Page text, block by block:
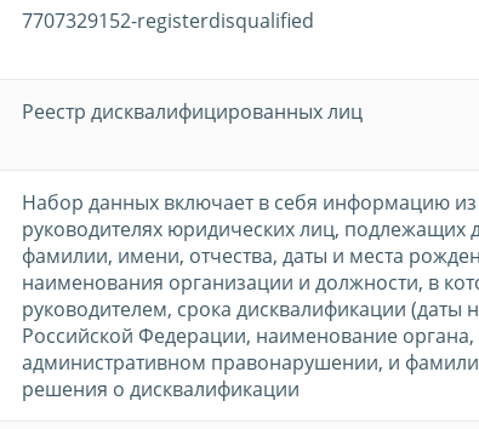
7707329152-registerdisqualified
Реестр дисквалифицированных лиц
Набор данных включает в себя информацию
руководителях юридических лиц, подлежащих
фамилии, имени, отчества, даты и места
наименования организации и должности, в
руководителем, срока дисквалификации (даты
Российской Федерации, наименование
административном правонарушении, и
решения о дисквалификации